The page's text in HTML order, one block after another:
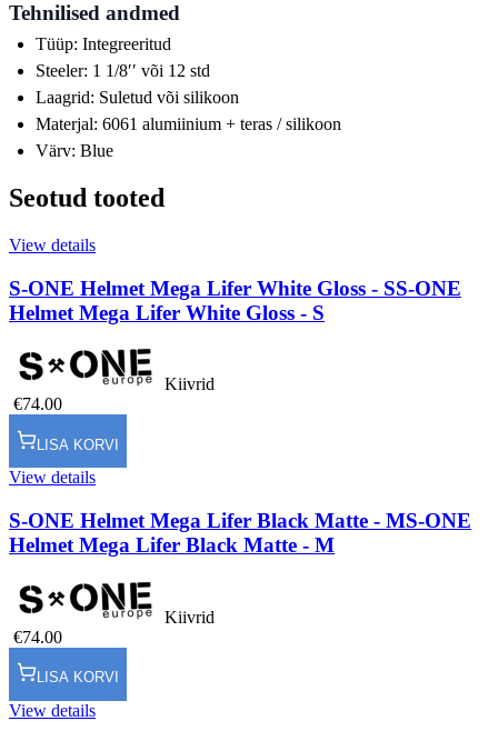
Tehnilised andmed
Tüüp: Integreeritud
Steeler: 1 1/8ʹʹ või 12 std
Laagrid: Suletud või silikoon
Materjal: 6061 alumiinium + teras / silikoon
Värv: Blue
Seotud tooted
View details
S-ONE Helmet Mega Lifer White Gloss - SS-ONE
Helmet Mega Lifer White Gloss - S
Kiivrid
€74.00
LISA KORVI
View details
S-ONE Helmet Mega Lifer Black Matte - MS-ONE
Helmet Mega Lifer Black Matte - M
Kiivrid
€74.00
LISA KORVI
View details